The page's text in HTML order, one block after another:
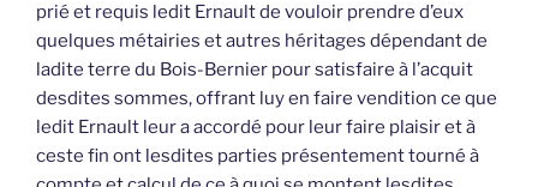
prié et requis ledit Ernault de vouloir prendre d’eux
quelques métairies et autres héritages dépendant de
ladite terre du Bois-Bernier pour satisfaire à l’acquit
desdites sommes, offrant luy en faire vendition ce que
ledit Ernault leur a accordé pour leur faire plaisir et à
ceste fin ont lesdites parties présentement tourné à